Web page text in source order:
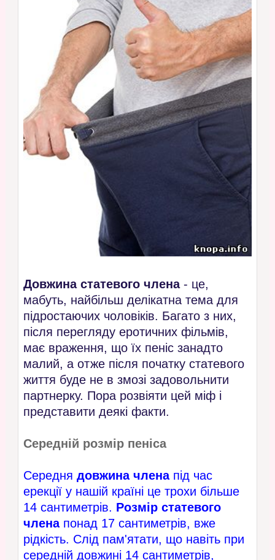
Довжина статевого члена- це,
мабуть, найбільш делікатна тема для
підростаючих чоловіків. Багато з них,
після перегляду еротичних фільмів,
має враження, що їх пеніс занадто
малий, а отже після початку статевого
життя буде не в змозі задовольнити
партнерку. Пора розвіяти цей міф і
представити деякі факти.
Середній розмір пеніса
Середня довжина членапід час
ерекції у нашій країні це трохи більше
14 сантиметрів. Розмір статевого
членапонад 17 сантиметрів, вже
рідкість. Слід пам'ятати, що навіть при
середній довжині 14 сантиметрів,